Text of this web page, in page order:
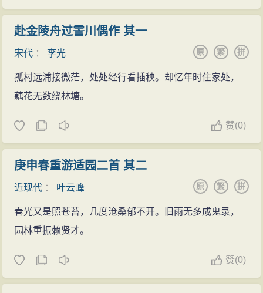
赴金陵舟过霅川偶作 其一
宋代 ：李光 拼
繁
原
孤村远浦接微茫，处处经行看插秧。却忆年时住家处，
藕花无数绕林塘。
赞(0)
庚申春重游适园二首 其二
近现代 ： 叶云峰 拼
繁
原
春光又是照苍苔，几度沧桑郁不开。旧雨无多成鬼录，
园林重振赖贤才。
赞(0)